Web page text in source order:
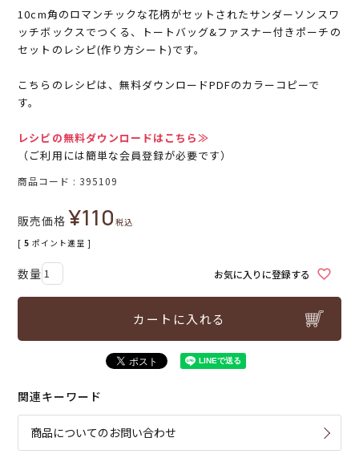
10cm角のロマンチックな花柄がセットされたサンダーソンスワ
ッチボックスでつくる、トートバッグ&ファスナー付きポーチの
セットのレシピ(作り方シート)です。
こちらのレシピは、無料ダウンロードPDFのカラーコピーで
す。
レシピの無料ダウンロードはこちら≫
（ご利用には簡単な会員登録が必要です）
商品コード 395109
販売価格 ¥110税込
[ 5 ポイント進呈 ]
お気に入りに登録する
カートに入れる
関連キーワード
商品についてのお問い合わせ